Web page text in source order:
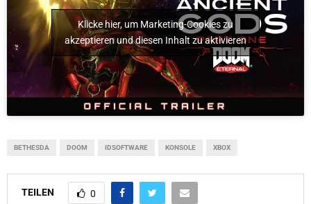
Klicke hier, um Marketing-Cookies zu
akzeptieren und diesen Inhalt zu aktivieren
BETHESDA DOOM IDSOFTWARE KONSOLE XBOX
TEILEN 0